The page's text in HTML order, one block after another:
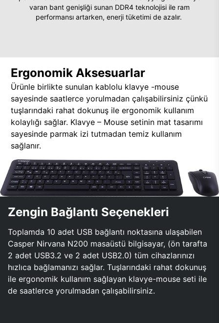
varan bant genişliği sunan DDR4 teknolojisi ile ram
performansı artarken, enerji tüketimi de azalır.
Ergonomik Aksesuarlar
Ürünle birlikte sunulan kablolu klavye -mouse
sayesinde saatlerce yorulmadan çalışabilirsiniz çünkü
tuşlarındaki rahat dokunuş ile ergonomik kullanım
kolaylığı sağlar. Klavye – Mouse setinin mat tasarımı
sayesinde parmak izi tutmadan temiz kullanım
sağlanır.
Zengin Bağlantı Seçenekleri
Toplamda 10 adet USB bağlantı noktasına ulaşabilen
Casper Nirvana N200 masaüstü bilgisayar, (ön tarafta
2 adet USB3.2 ve 2 adet USB2.0) tüm cihazlarınızı
hızlıca bağlamanızı sağlar. Tuşlarındaki rahat dokunuş
ile ergonomik kullanım sağlayan klavye-mouse seti ile
de saatlerce yorulmadan çalışabilirsiniz.